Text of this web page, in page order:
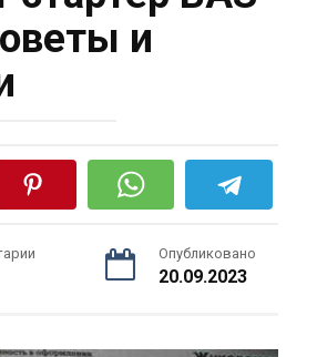
и
Опубликовано
20.09.2023